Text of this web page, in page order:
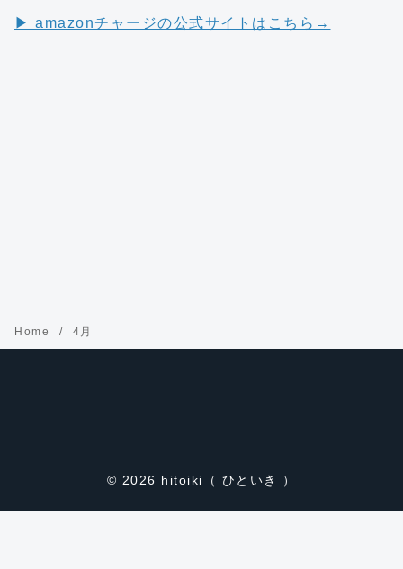
▶︎ amazonチャージの公式サイトはこちら→
Home 4月
© 2026 hitoiki（ ひといき ）